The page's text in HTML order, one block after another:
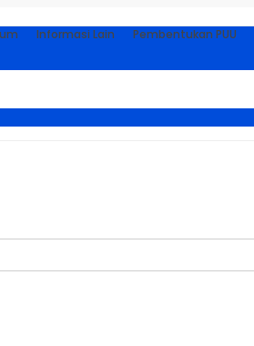
Informasi Lain Pembentukan PUU